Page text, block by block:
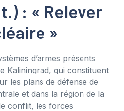
: « Relever
»
d’armes présents
Kaliningrad, qui constituent
les plans de défense de
et dans la région de la
conflit, les forces